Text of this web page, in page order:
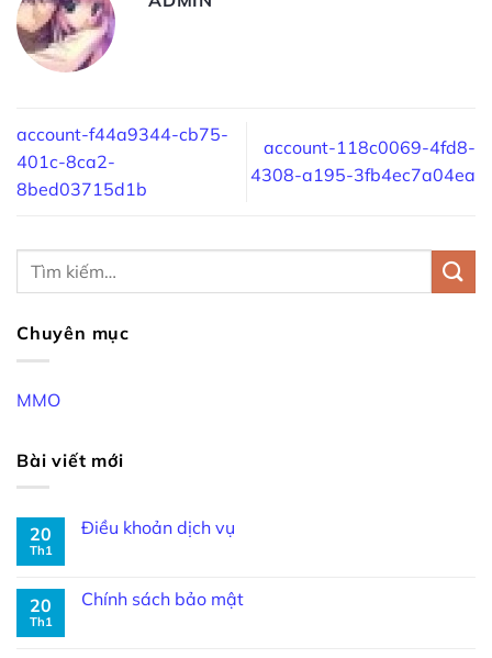
account-f44a9344-cb75-
401c-8ca2-
8bed03715d1b
account-118c0069-4fd8-
4308-a195-3fb4ec7a04ea
Chuyên mục
MMO
Bài viết mới
20
Th1
Điều khoản dịch vụ
20
Th1
Chính sách bảo mật